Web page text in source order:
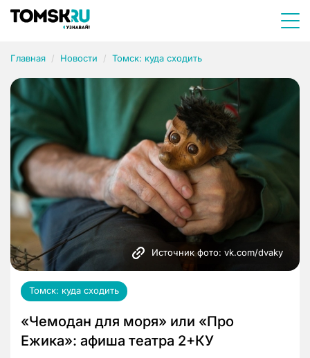
Главная Новости Томск: куда сходить
Источник фото: vk.com/dvaky
Томск: куда сходить
«Чемодан для моря» или «Про
Ежика»: афиша театра 2+КУ